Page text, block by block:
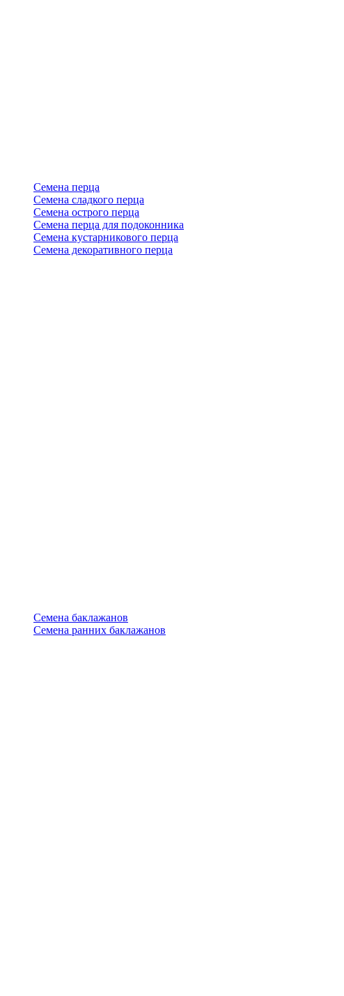
Семена перца
Семена сладкого перца
Семена острого перца
Семена перца для подоконника
Семена кустарникового перца
Семена декоративного перца
Семена баклажанов
Семена ранних баклажанов